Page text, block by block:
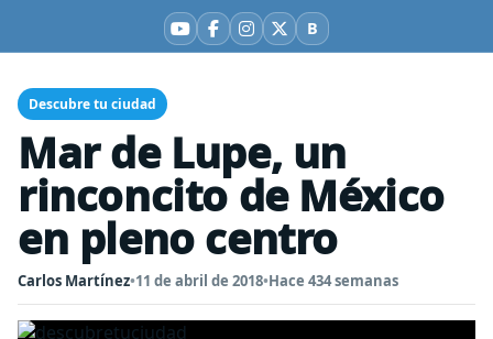
YouTube
Facebook
Instagram
X BBluesky
Descubre tu ciudad
Mar de Lupe, un
rinconcito de México
en pleno centro
Carlos Martínez•11 de abril de 2018•Hace 434 semanas